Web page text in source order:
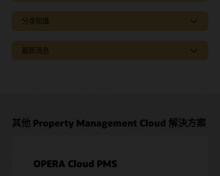
獲取合作夥伴、服務和整合服務，以適應新趨勢並滿足不
斷變化的業務需求。
分享知識
以及助您充分利用 Oracle 解決方案的各種秘訣和技巧。
最新消息
其他 Property Management Cloud 解決方案
OPERA Cloud PMS